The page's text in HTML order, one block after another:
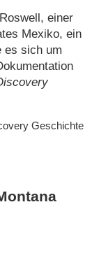
einer
Mexiko, ein
es sich um
Geschichte